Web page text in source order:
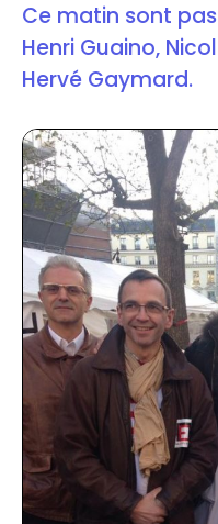
Ce matin sont
Henri Guaino,
Hervé Gaymard.